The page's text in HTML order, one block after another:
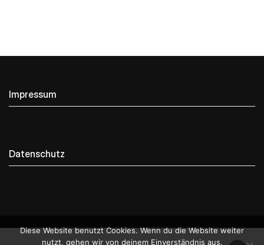
Impressum
Datenschutz
Diese Website benutzt Cookies. Wenn du die Website weiter
nutzt, gehen wir von deinem Einverständnis aus.